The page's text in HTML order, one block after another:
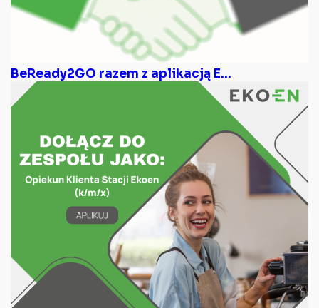
BeReady2GO razem z aplikacją E...